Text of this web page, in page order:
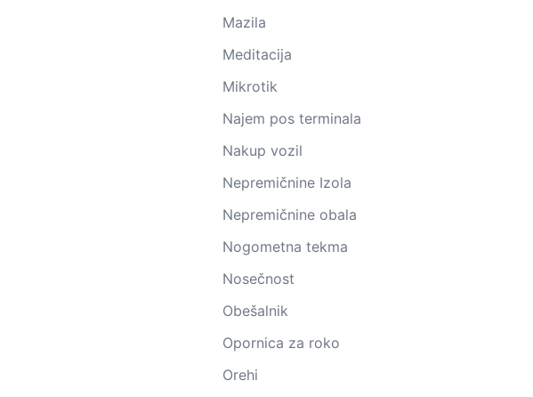
Mazila
Meditacija
Mikrotik
Najem pos terminala
Nakup vozil
Nepremičnine Izola
Nepremičnine obala
Nogometna tekma
Nosečnost
Obešalnik
Opornica za roko
Orehi